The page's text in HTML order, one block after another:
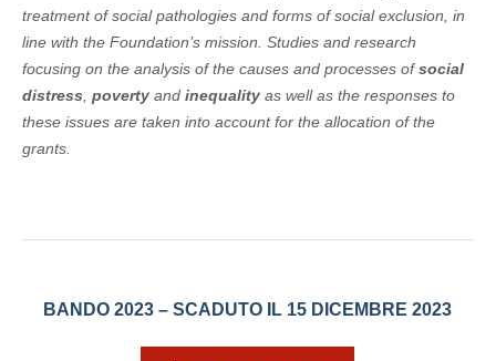
treatment of social pathologies and forms of social exclusion, in
line with the Foundation’s mission. Studies and research
focusing on the analysis of the causes and processes ofsocial
distress ,poverty andinequality as well as the responses to
these issues are taken into account for the allocation of the
grants.
BANDO 2023 – SCADUTO IL 15 DICEMBRE 2023